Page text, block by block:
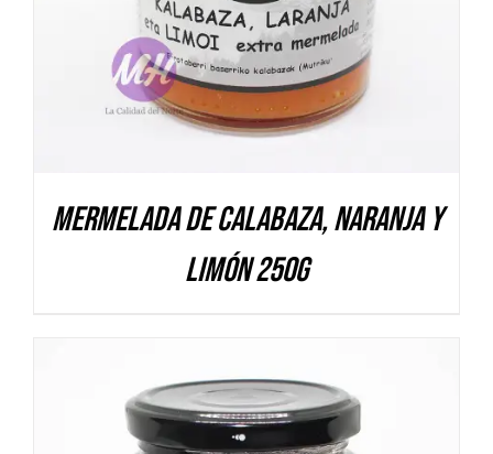
Mermelada de Calabaza, Naranja y
Limón 250g